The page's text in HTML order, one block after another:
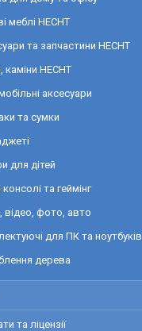
меблі HECHT
та запчастини HECHT
каміни HECHT
аксесуари
та сумки
для дітей
консолі та геймінг
відео, фото, авто
для ПК та ноутбуків
дерева
та ліцензії